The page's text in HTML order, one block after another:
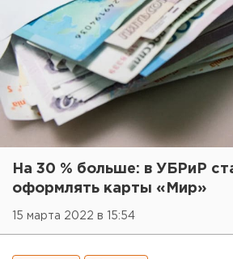
На 30 % больше: в УБРиР
оформлять карты «Мир»
15 марта 2022 в 15:54